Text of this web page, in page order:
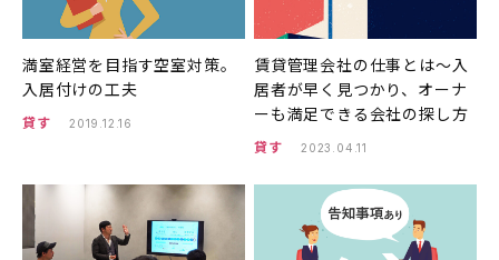
満室経営を目指す空室対策。
入居付けの工夫
貸す 2019.12.16
賃貸管理会社の仕事とは〜入
居者が早く見つかり、オーナ
ーも満足できる会社の探し方
貸す 2023.04.11